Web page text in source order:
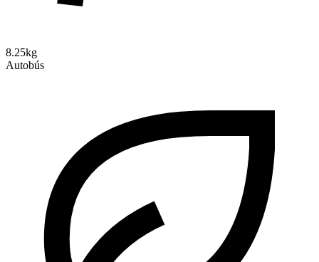
8.25kg
Autobús